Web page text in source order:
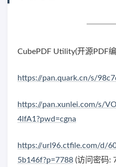
CubePDF Utility(开源PDF
https://pan.quark.cn/s/
https://pan.xunlei.com/s/
4lfA1?pwd=cgna
https://url96.ctfile.com/d/
5b146f?p=7788 (访问密码: